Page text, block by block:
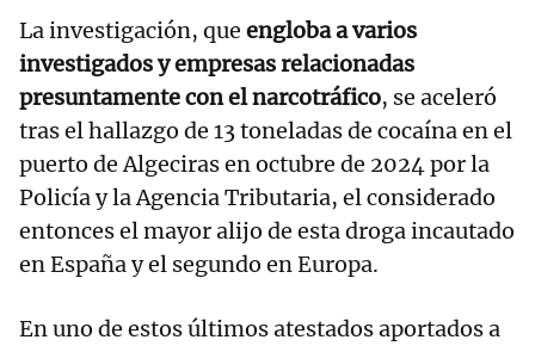
La investigación, que engloba a varios
investigados y empresas relacionadas
presuntamente con el narcotráfico, se aceleró
tras el hallazgo de 13 toneladas de cocaína en el
puerto de Algeciras en octubre de 2024 por la
Policía y la Agencia Tributaria, el considerado
entonces el mayor alijo de esta droga incautado
en España y el segundo en Europa.
En uno de estos últimos atestados aportados a